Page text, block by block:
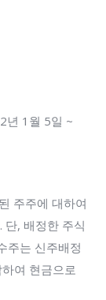
년 1월 5일 ~
주주에 대하여
단, 배정한 주식
주는 신주배정
여 현금으로